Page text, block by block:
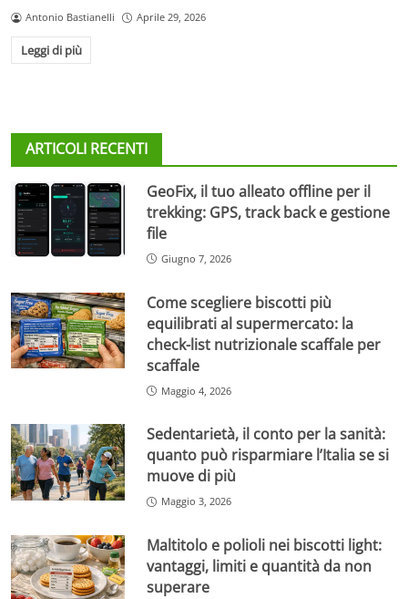
Antonio Bastianelli Aprile 29, 2026
Leggi di più
ARTICOLI RECENTI
GeoFix, il tuo alleato offline per il
trekking: GPS, track back e gestione
file
Giugno 7, 2026
Come scegliere biscotti più
equilibrati al supermercato: la
check-list nutrizionale scaffale per
scaffale
Maggio 4, 2026
Sedentarietà, il conto per la sanità:
quanto può risparmiare l’Italia se si
muove di più
Maggio 3, 2026
Maltitolo e polioli nei biscotti light:
vantaggi, limiti e quantità da non
superare